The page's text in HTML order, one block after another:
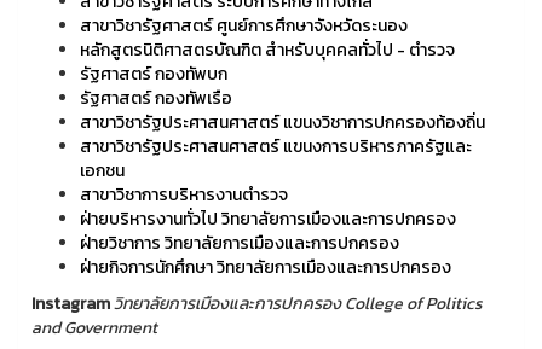
สาขาวิชารัฐศาสตร์ ศูนย์การศึกษาจังหวัดระนอง
หลักสูตรนิติศาสตรบัณฑิต สำหรับบุคคลทั่วไป - ตำรวจ
รัฐศาสตร์ กองทัพบก
รัฐศาสตร์ กองทัพเรือ
สาขาวิชารัฐประศาสนศาสตร์ แขนงวิชาการปกครองท้องถิ่น
สาขาวิชารัฐประศาสนศาสตร์ แขนงการบริหารภาครัฐและ
เอกชน
สาขาวิชาการบริหารงานตำรวจ
ฝ่ายบริหารงานทั่วไป วิทยาลัยการเมืองและการปกครอง
ฝ่ายวิชาการ วิทยาลัยการเมืองและการปกครอง
ฝ่ายกิจการนักศึกษา วิทยาลัยการเมืองและการปกครอง
Instagramวิทยาลัยการเมืองและการปกครอง College of Politics
and Government